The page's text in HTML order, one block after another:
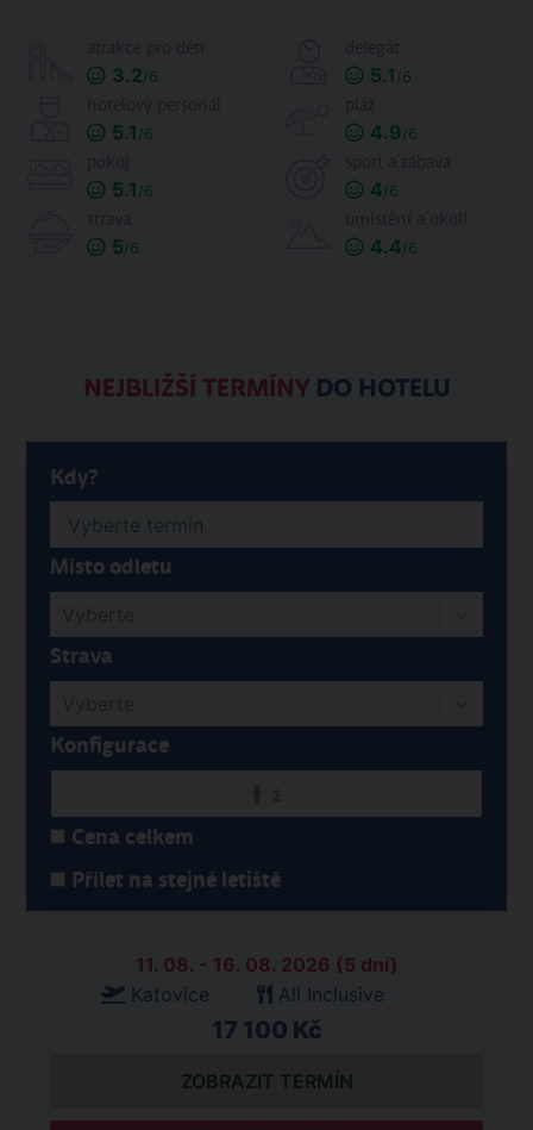
3.2/6 5.1 /6
5.1 /6 4.9/6
5.1 /6 4/6
5/6 4.4/6
NEJBLIŽŠÍ TERMÍNYDO HOTELU
Kdy?
Místo odletu
Strava
Konfigurace
Cena celkem
Přílet na stejné letiště
11. 08. - 16. 08. 2026 (5 dní)
Katovice
All Inclusive
17 100 Kč
ZOBRAZIT TERMÍN